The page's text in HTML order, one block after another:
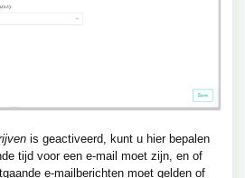
is geactiveerd, kunt u hier bepalen
tijd voor een e-mail moet zijn, en of
e-mailberichten moet gelden of